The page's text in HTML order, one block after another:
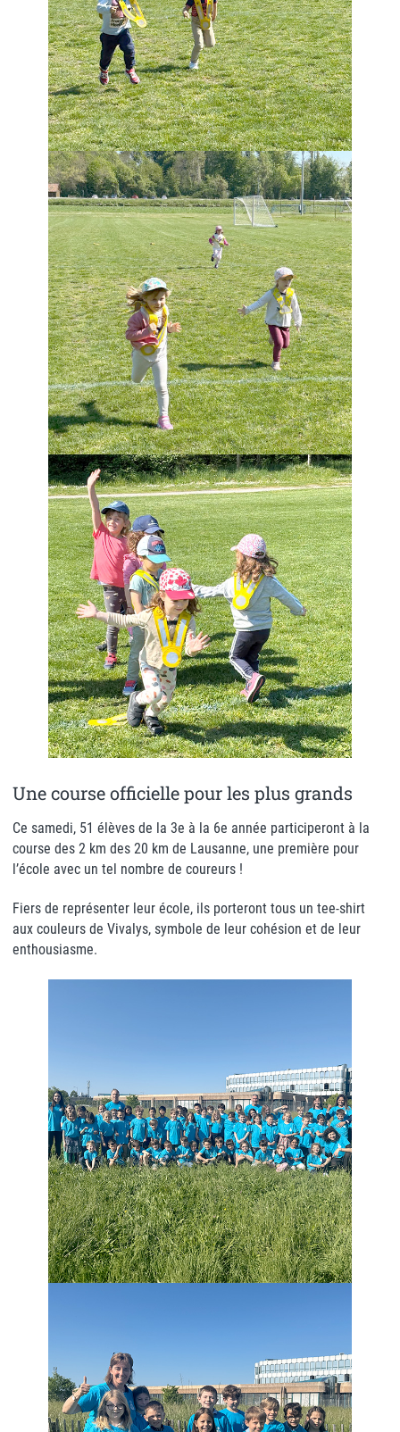
Une course officielle pour les plus grands
Ce samedi, 51 élèves de la 3e à la 6e année participeront à la
course des 2 km des 20 km de Lausanne, une première pour
l’école avec un tel nombre de coureurs !
Fiers de représenter leur école, ils porteront tous un tee-shirt
aux couleurs de Vivalys, symbole de leur cohésion et de leur
enthousiasme.